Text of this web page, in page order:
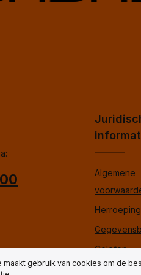
Algemene
Colofon
maakt gebruik van cookies om de